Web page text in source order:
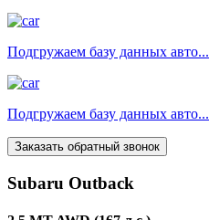
Подгружаем базу данных авто...
Подгружаем базу данных авто...
Заказать обратный звонок
Subaru Outback